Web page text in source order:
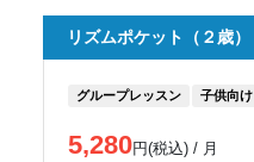
リズムポケット（２歳）
グループレッスン 子供向け
5,280円(税込) / 月